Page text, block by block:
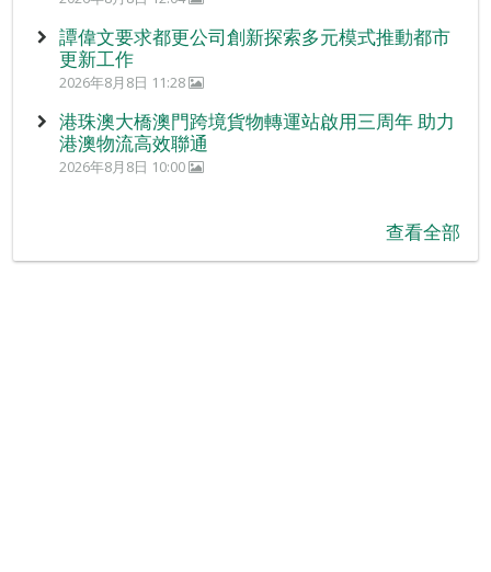
譚偉文要求都更公司創新探索多元模式推動都市
更新工作
2026年8月8日 11:28
港珠澳大橋澳門跨境貨物轉運站啟用三周年 助力
港澳物流高效聯通
2026年8月8日 10:00
查看全部